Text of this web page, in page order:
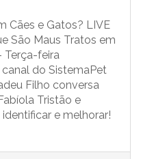
Cães e Gatos? LIVE
São Maus Tratos em
Terça-feira
canal do SistemaPet
Filho conversa
Tristão e
e melhorar!